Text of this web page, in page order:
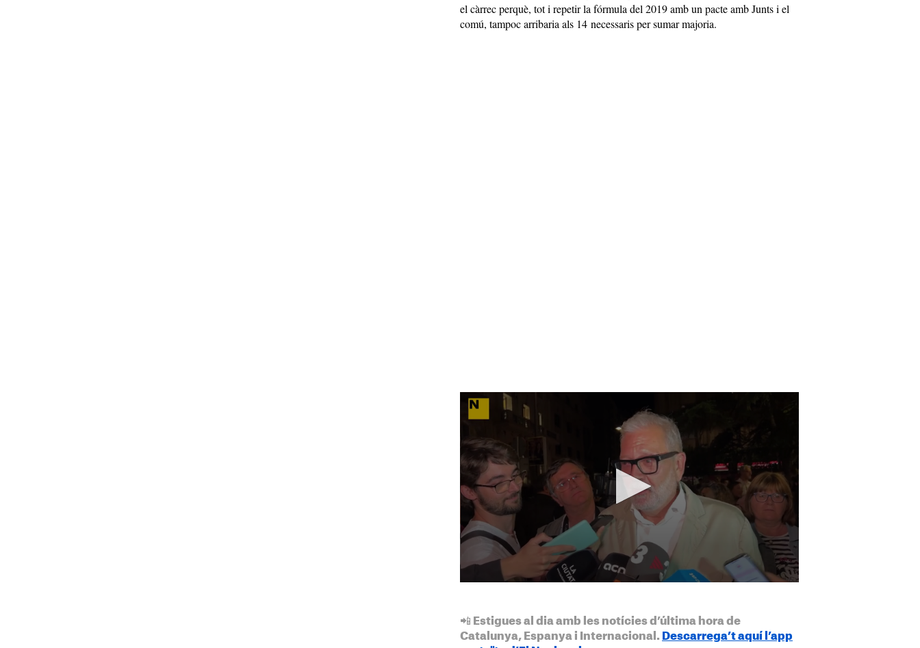
el càrrec perquè, tot i repetir la fórmula del 2019 amb un pacte amb Junts i el
comú, tampoc arribaria als 14 necessaris per sumar majoria.
📲 Estigues al dia amb les notícies d’última hora de
Catalunya, Espanya i Internacional. Descarrega’t aquí l’app